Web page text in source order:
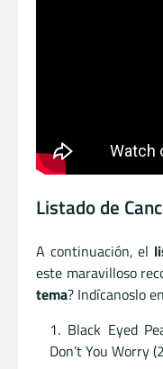
Listado de
A continuación, el
este maravilloso
tema? Indícanoslo
Black Eyed
Don’t You Worry